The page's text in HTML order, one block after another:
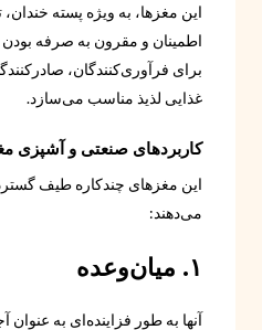
این مغزها، به ویژه پسته
اطمینان و مقرون به صرفه بودن
برای فرآوری‌کنندگان،
غذایی لذیذ مناسب می‌سازد.
کاربردهای صنعتی و آشپزی
این مغزهای چندکاره طیف
می‌دهند:
۱. میان‌وعده
آنها به طور فزاینده‌ای به